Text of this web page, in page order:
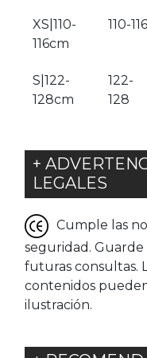
XS|110-
116cm
110-116
S|122-
128cm
122-
128
+
LEGALES
Cumple las
seguridad.
futuras consultas.
contenidos
ilustración.